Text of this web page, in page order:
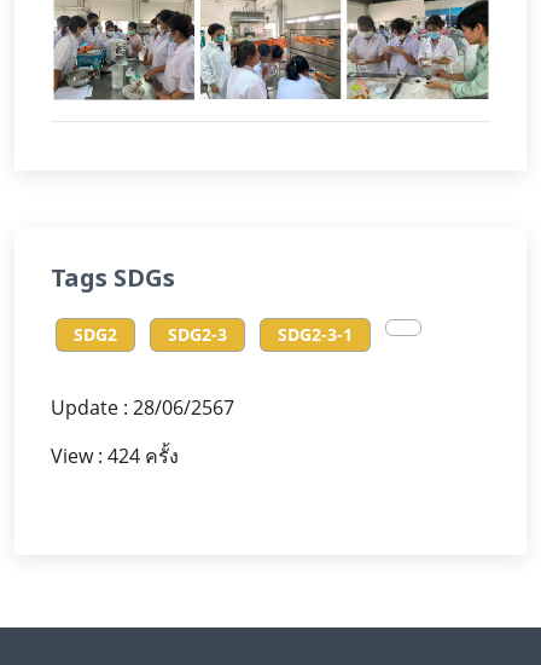
Tags SDGs
SDG2 SDG2-3 SDG2-3-1
Update : 28/06/2567
View : 424 ครั้ง